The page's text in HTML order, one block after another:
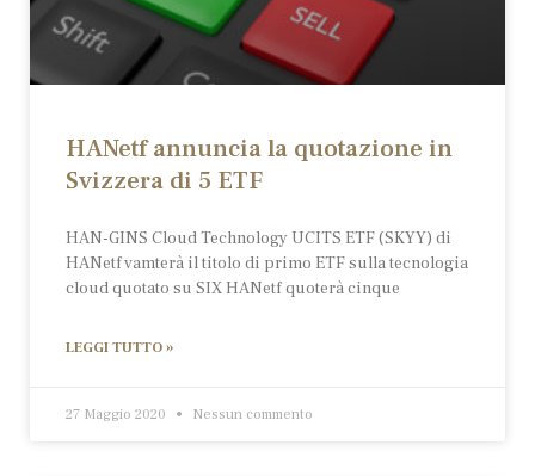
HANetf annuncia la quotazione in
Svizzera di 5 ETF
HAN-GINS Cloud Technology UCITS ETF (SKYY) di
HANetf vamterà il titolo di primo ETF sulla tecnologia
cloud quotato su SIX HANetf quoterà cinque
LEGGI TUTTO »
27 Maggio 2020 Nessun commento